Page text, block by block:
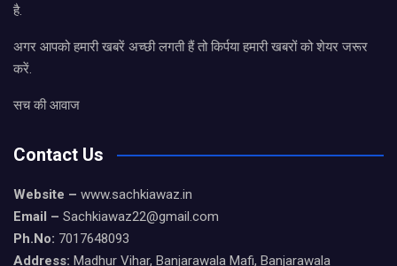
है.
अगर आपको हमारी खबरें अच्छी लगती हैं तो किर्पया हमारी खबरों को शेयर जरूर
करें.
सच की आवाज
Contact Us
Website – www.sachkiawaz.in
Email – Sachkiawaz22@gmail.com
Ph.No: 7017648093
Address: Madhur Vihar, Banjarawala Mafi, Banjarawala